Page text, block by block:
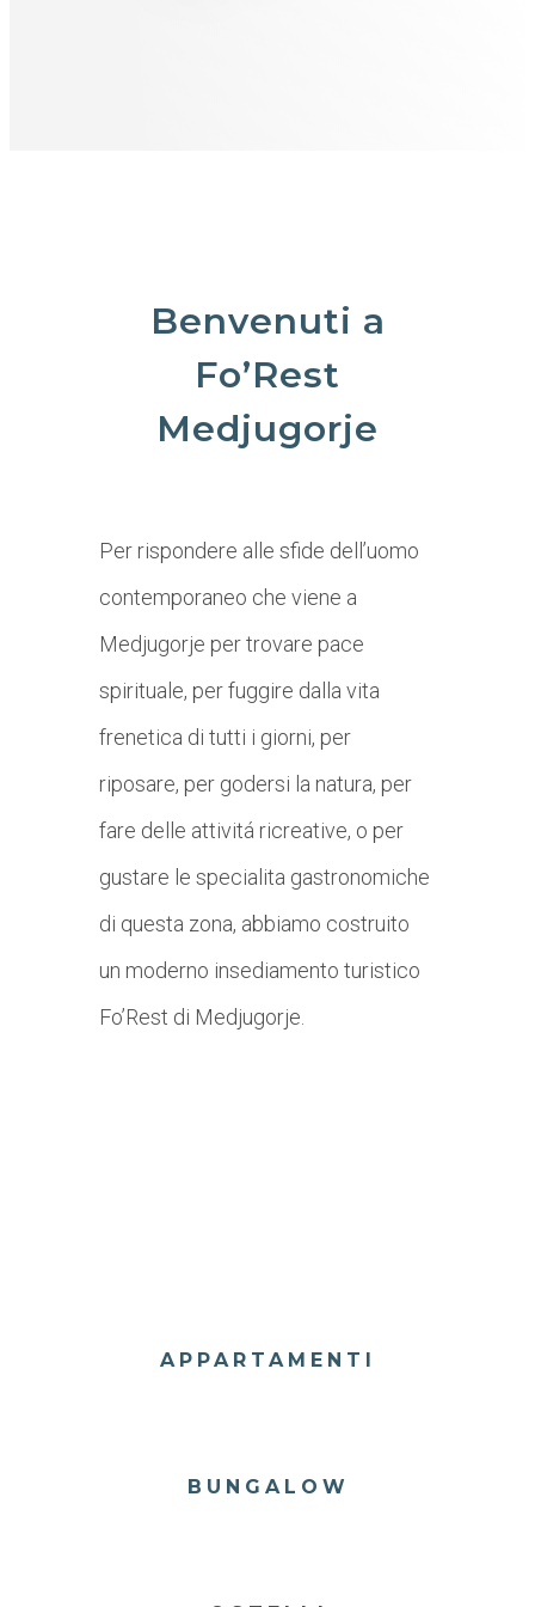
Benvenuti a
Fo’Rest
Medjugorje
Per rispondere alle sfide dell’uomo
contemporaneo che viene a
Medjugorje per trovare pace
spirituale, per fuggire dalla vita
frenetica di tutti i giorni, per
riposare, per godersi la natura, per
fare delle attivitá ricreative, o per
gustare le specialita gastronomiche
di questa zona, abbiamo costruito
un moderno insediamento turistico
Fo’Rest di Medjugorje.
APPARTAMENTI
BUNGALOW